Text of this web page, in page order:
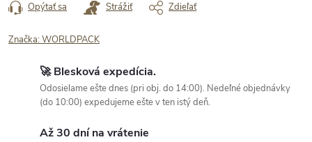
Opýtať sa Strážiť Zdieľať
Značka:WORLDPACK
🚀 Blesková expedícia.
Odosielame ešte dnes (pri obj. do 14:00). Nedeľné objednávky
(do 10:00) expedujeme ešte v ten istý deň.
Až 30 dní na vrátenie